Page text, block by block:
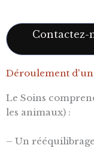
Contactez-
Déroulement d'un
Le Soins
les animaux) :
– Un